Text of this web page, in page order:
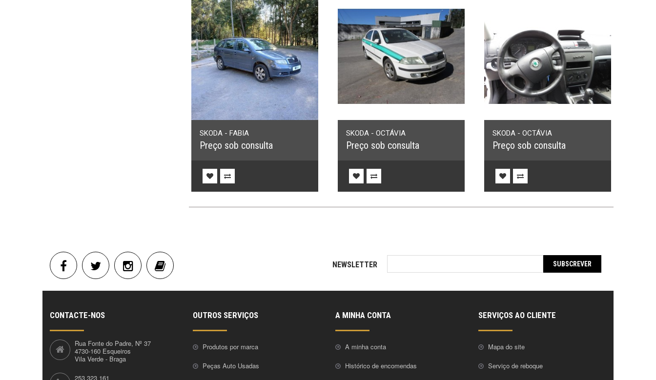
SKODA - FABIA
Preço sob consulta
SKODA - OCTÁVIA
Preço sob consulta
SKODA - OCTÁVIA
Preço sob consulta
NEWSLETTER SUBSCREVER
CONTACTE-NOS
Rua Fonte do Padre, Nº 37
4730-160 Esqueiros
Vila Verde - Braga
253 323 161
OUTROS SERVIÇOS
Produtos por marca
Peças Auto Usadas
A MINHA CONTA
A minha conta
Histórico de encomendas
SERVIÇOS AO CLIENTE
Mapa do site
Serviço de reboque